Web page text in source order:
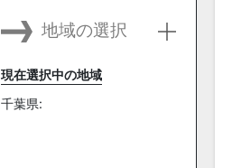
地域の選択
現在選択中の地域
千葉県: